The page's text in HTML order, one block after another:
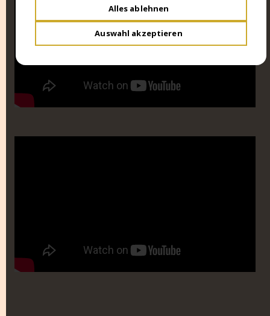
Alles ablehnen
Auswahl akzeptieren